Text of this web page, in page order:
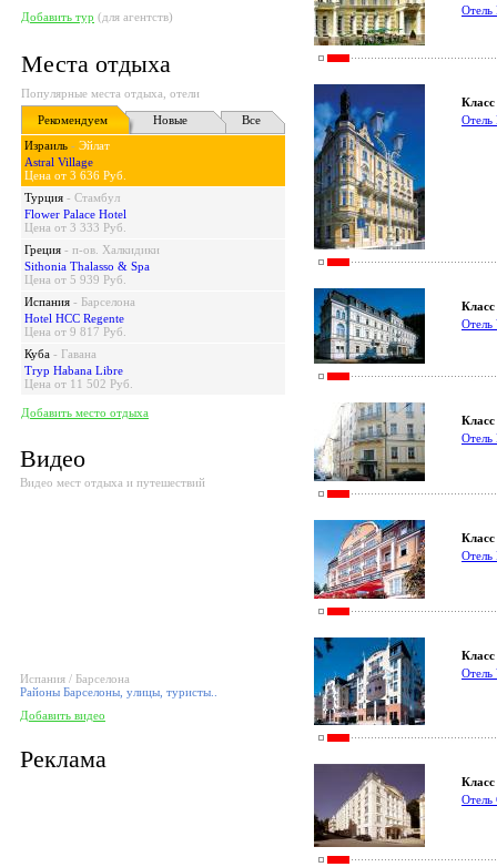
Добавить тур (для агентств)
Места отдыха
Популярные места отдыха, отели
Рекомендуем
Новые
Все
Израиль - Эйлат
Astral Village
Цена от 3 636 Руб.
Турция - Стамбул
Flower Palace Hotel
Цена от 3 333 Руб.
Греция - п-ов. Халкидики
Sithonia Thalasso & Spa
Цена от 5 939 Руб.
Испания - Барселона
Hotel HCC Regente
Цена от 9 817 Руб.
Куба - Гавана
Tryp Habana Libre
Цена от 11 502 Руб.
Добавить место отдыха
Видео
Видео мест отдыха и путешествий
Испания / Барселона
Районы Барселоны, улицы, туристы..
Добавить видео
Реклама
Отель
Отель
Отель
Отель